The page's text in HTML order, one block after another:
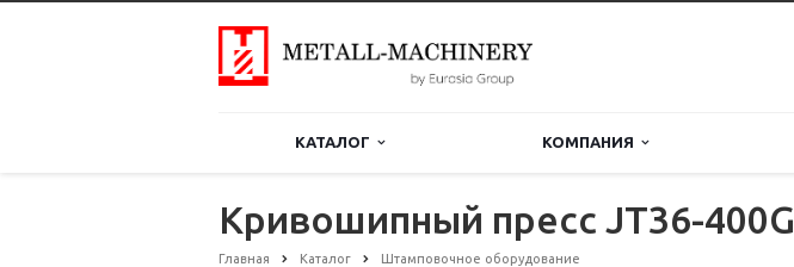
КАТАЛОГ КОМПАНИЯ
Кривошипный пресс JT36-400G
Главная Каталог Штамповочное оборудование